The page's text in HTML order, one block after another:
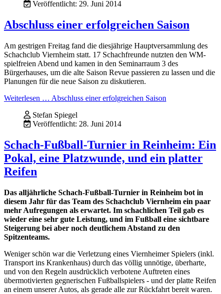
Veröffentlicht: 29. Juni 2014
Abschluss einer erfolgreichen Saison
Am gestrigen Freitag fand die diesjährige Hauptversammlung des
Schachclub Viernheim statt. 17 Schachfreunde nutzten den WM-
spielfreien Abend und kamen in den Seminarraum 3 des
Bürgerhauses, um die alte Saison Revue passieren zu lassen und die
Planungen für die neue Saison zu diskutieren.
Weiterlesen … Abschluss einer erfolgreichen Saison
Stefan Spiegel
Veröffentlicht: 28. Juni 2014
Schach-Fußball-Turnier in Reinheim: Ein
Pokal, eine Platzwunde, und ein platter
Reifen
Das alljährliche Schach-Fußball-Turnier in Reinheim bot in
diesem Jahr für das Team des Schachclub Viernheim ein paar
mehr Aufregungen als erwartet. Im schachlichen Teil gab es
wieder eine sehr gute Leistung, und im Fußball eine sichtbare
Steigerung bei aber noch deutlichem Abstand zu den
Spitzenteams.
Weniger schön war die Verletzung eines Viernheimer Spielers (inkl.
Transport ins Krankenhaus) durch das völlig unnötige, überharte,
und von den Regeln ausdrücklich verbotene Auftreten eines
übermotivierten gegnerischen Fußballspielers - und der platte Reifen
an einem unserer Autos, als gerade alle zur Rückfahrt bereit waren.